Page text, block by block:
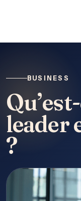
BUSINESS
leader
?